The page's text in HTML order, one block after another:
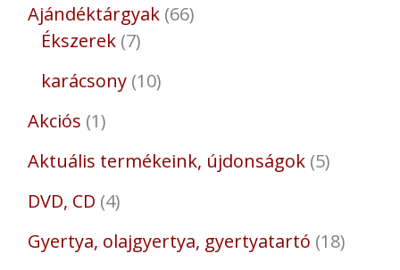
Ajándéktárgyak 66
Ékszerek 7
karácsony 10
Akciós 1
Aktuális termékeink, újdonságok 5
DVD, CD 4
Gyertya, olajgyertya, gyertyatartó 18